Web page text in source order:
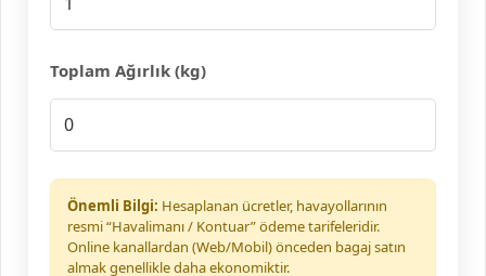
Toplam Ağırlık (kg)
Önemli Bilgi: Hesaplanan ücretler, havayollarının
resmi “Havalimanı / Kontuar” ödeme tarifeleridir.
Online kanallardan (Web/Mobil) önceden bagaj satın
almak genellikle daha ekonomiktir.